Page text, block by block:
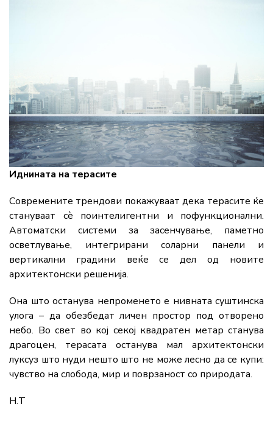
Иднината на терасите
Современите трендови покажуваат дека терасите ќе
стануваат сè поинтелигентни и пофункционални.
Автоматски системи за засенчување, паметно
осветлување, интегрирани соларни панели и
вертикални градини веќе се дел од новите
архитектонски решенија.
Она што останува непроменето е нивната суштинска
улога – да обезбедат личен простор под отворено
небо. Во свет во кој секој квадратен метар станува
драгоцен, терасата останува мал архитектонски
луксуз што нуди нешто што не може лесно да се купи:
чувство на слобода, мир и поврзаност со природата.
Н.Т